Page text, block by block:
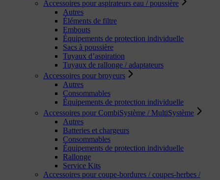
Accessoires pour aspirateurs eau / poussière
Autres
Éléments de filtre
Embouts
Équipements de protection individuelle
Sacs à poussière
Tuyaux d’aspiration
Tuyaux de rallonge / adaptateurs
Accessoires pour broyeurs
Autres
Consommables
Équipements de protection individuelle
Accessoires pour CombiSystème / MultiSystème
Autres
Batteries et chargeurs
Consommables
Équipements de protection individuelle
Rallonge
Service Kits
Accessoires pour coupe-bordures / coupes-herbes /